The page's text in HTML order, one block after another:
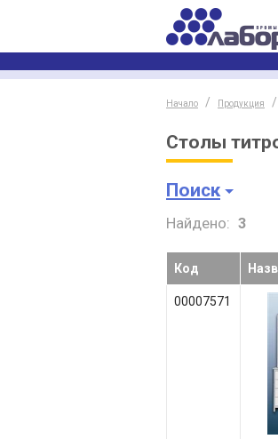
Начало Продукция
Столы
Поиск
Найдено: 3
Код
00007571